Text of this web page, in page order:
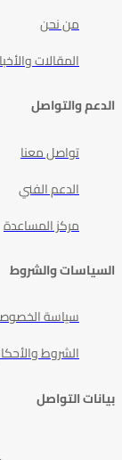
من نحن
المقالات
الدعم والتواصل
تواصل معنا
الدعم الفني
مركز المساعدة
السياسات والشروط
سياسة
الشروط
بيانات التواصل